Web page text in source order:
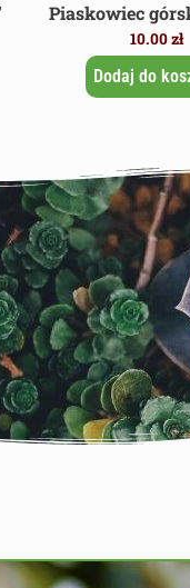
Piaskowiec
10.00zł
Dodaj do